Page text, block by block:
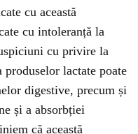
cu această
cu intoleranță la
cu privire la
lactate poate
digestive, precum și
și a absorbției
că această